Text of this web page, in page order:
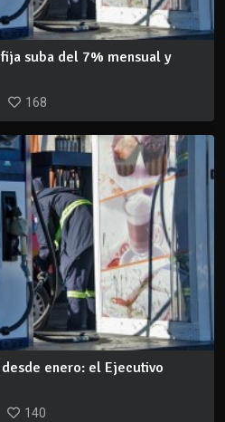
suba del 7% mensual y
168
enero: el Ejecutivo
140